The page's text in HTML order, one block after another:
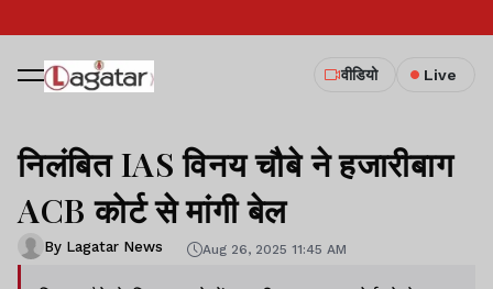
वीडियो Live
निलंबित IAS विनय चौबे ने हजारीबाग
ACB कोर्ट से मांगी बेल
By Lagatar News Aug 26, 2025 11:45 AM